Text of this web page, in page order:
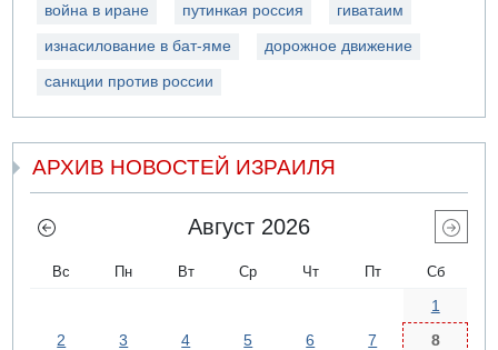
война в иране путинкая россия гиватаим
изнасилование в бат-яме дорожное движение
санкции против россии
АРХИВ НОВОСТЕЙ ИЗРАИЛЯ
Август 2026
Вс Пн Вт Ср Чт Пт Сб
1
2
3 4 5 6 7
8